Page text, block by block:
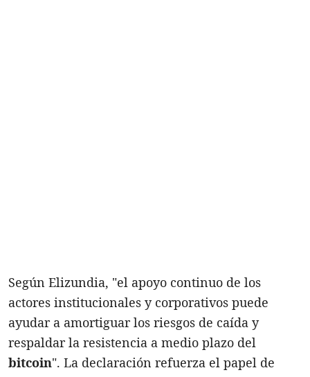
Según Elizundia, "el apoyo continuo de los
actores institucionales y corporativos puede
ayudar a amortiguar los riesgos de caída y
respaldar la resistencia a medio plazo del
bitcoin". La declaración refuerza el papel de